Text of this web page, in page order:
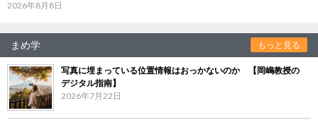
2026年8月8日
まめ学 もっと見る
写真に埋まっている位置情報はおっかないのか 【岡嶋教授の
デジタル指南】
2026年7月22日